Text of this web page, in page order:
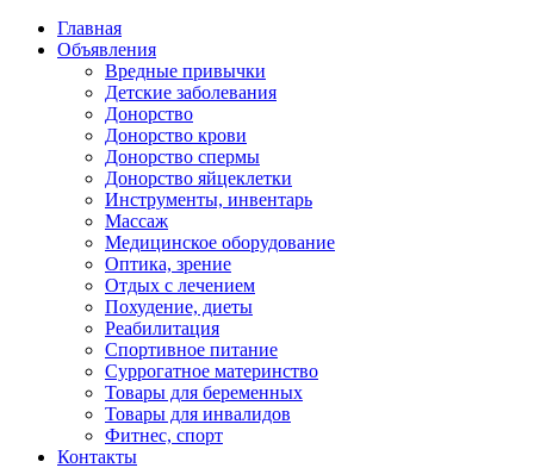
Главная
Объявления
Вредные привычки
Детские заболевания
Донорство
Донорство крови
Донорство спермы
Донорство яйцеклетки
Инструменты, инвентарь
Массаж
Медицинское оборудование
Оптика, зрение
Отдых с лечением
Похудение, диеты
Реабилитация
Спортивное питание
Суррогатное материнство
Товары для беременных
Товары для инвалидов
Фитнес, спорт
Контакты